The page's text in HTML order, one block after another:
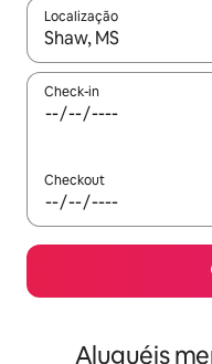
Localização
Quando os resultados
Check-in
Checkout
Aluguéis